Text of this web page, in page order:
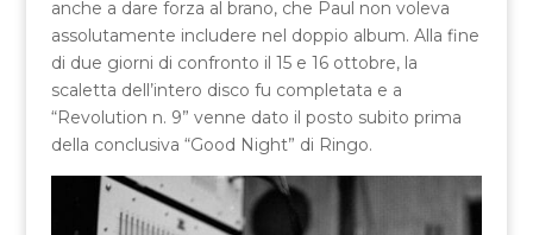
anche a dare forza al brano, che Paul non voleva
assolutamente includere nel doppio album. Alla fine
di due giorni di confronto il 15 e 16 ottobre, la
scaletta dell’intero disco fu completata e a
“Revolution n. 9” venne dato il posto subito prima
della conclusiva “Good Night” di Ringo.